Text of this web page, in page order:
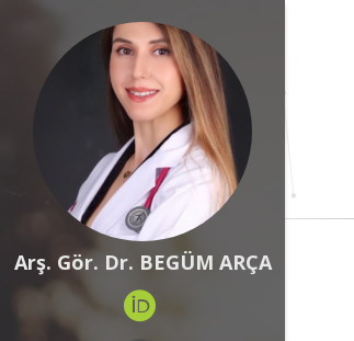
Arş. Gör. Dr. BEGÜM ARÇA